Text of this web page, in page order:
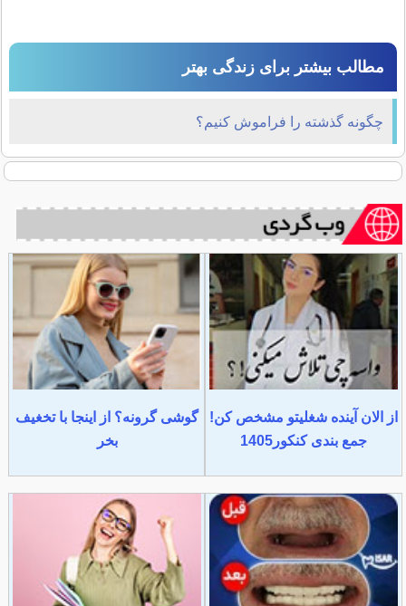
مطالب بیشتر برای زندگی بهتر
چگونه گذشته را فراموش کنیم؟
از الان آینده شغلیتو مشخص کن!
جمع بندی کنکور1405
گوشی گرونه؟ از اینجا با تخغیف
بخر